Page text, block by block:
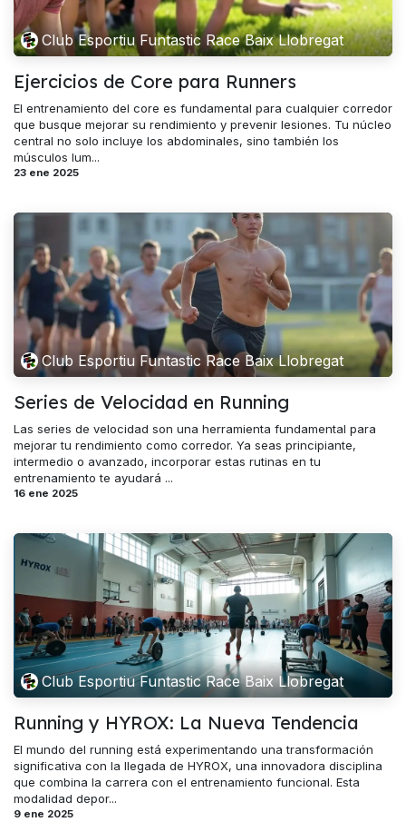
Club Esportiu Funtastic Race Baix Llobregat
Ejercicios de Core para Runners
El entrenamiento del core es fundamental para cualquier corredor
que busque mejorar su rendimiento y prevenir lesiones. Tu núcleo
central no solo incluye los abdominales, sino también los
músculos lum...
23 ene 2025
Club Esportiu Funtastic Race Baix Llobregat
Series de Velocidad en Running
Las series de velocidad son una herramienta fundamental para
mejorar tu rendimiento como corredor. Ya seas principiante,
intermedio o avanzado, incorporar estas rutinas en tu
entrenamiento te ayudará ...
16 ene 2025
Club Esportiu Funtastic Race Baix Llobregat
Running y HYROX: La Nueva Tendencia
El mundo del running está experimentando una transformación
significativa con la llegada de HYROX, una innovadora disciplina
que combina la carrera con el entrenamiento funcional. Esta
modalidad depor...
9 ene 2025